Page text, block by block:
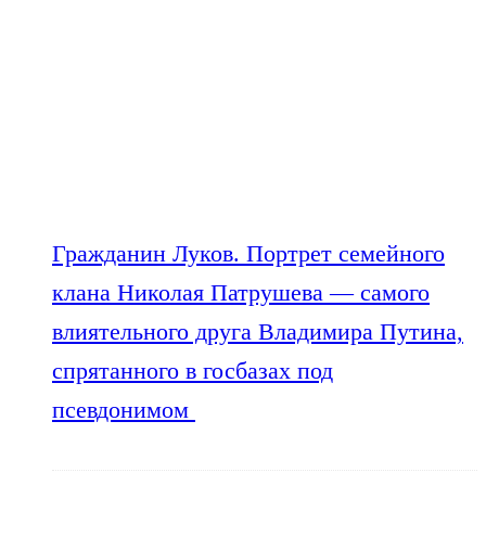
Гражданин Луков. Портрет семейного
клана Николая Патрушева — самого
влиятельного друга Владимира Путина,
спрятанного в госбазах под
псевдонимом